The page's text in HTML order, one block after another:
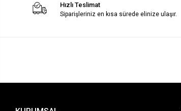
Hızlı Teslimat
Siparişleriniz en kısa sürede elinize ulaşır.